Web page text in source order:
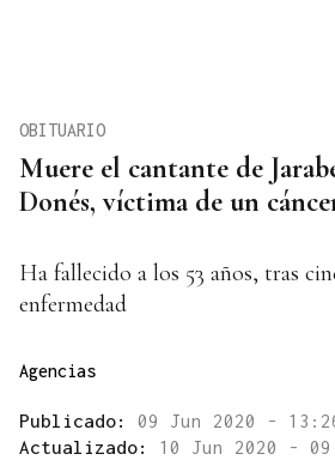
Muere el cantante de
Donés, víctima de un
OBITUARIO
Ha fallecido a los 53 años, tras
enfermedad
Agencias
Publicado: 09 Jun 2020 -
Actualizado: 10 Jun 2020 -